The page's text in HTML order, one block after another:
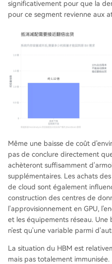
significativement pour que la
pour ce segment revienne aux
Même une baisse de coût
pas de conclure directement
achèteront suffisamment
supplémentaires. Les achats
de cloud sont également
construction des centres de
l'approvisionnement en GPU,
et les équipements réseau. Une
n'est qu'une variable parmi
La situation du HBM est
mais pas totalement immunisée.